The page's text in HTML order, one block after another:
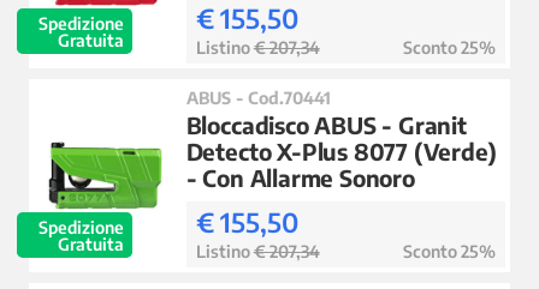
Spedizione
Gratuita
€ 155,50
Listino€ 207,34 Sconto 25%
Spedizione
Gratuita
ABUS - Cod.70441
Bloccadisco ABUS - Granit
Detecto X-Plus 8077 (Verde)
- Con Allarme Sonoro
€ 155,50
Listino€ 207,34 Sconto 25%